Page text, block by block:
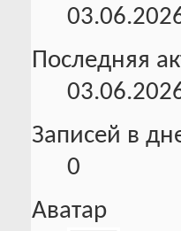
Последняя
Записей в
0
Аватар